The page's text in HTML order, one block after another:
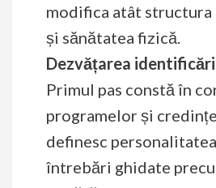
modifica atât structura
și sănătatea fizică.
Dezvățarea
Primul pas constă în
programelor și
definesc
întrebări ghidate